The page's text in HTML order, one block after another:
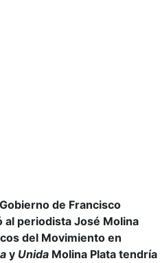
de Francisco
al periodista José Molina
del Movimiento en
y Unida Molina Plata tendría